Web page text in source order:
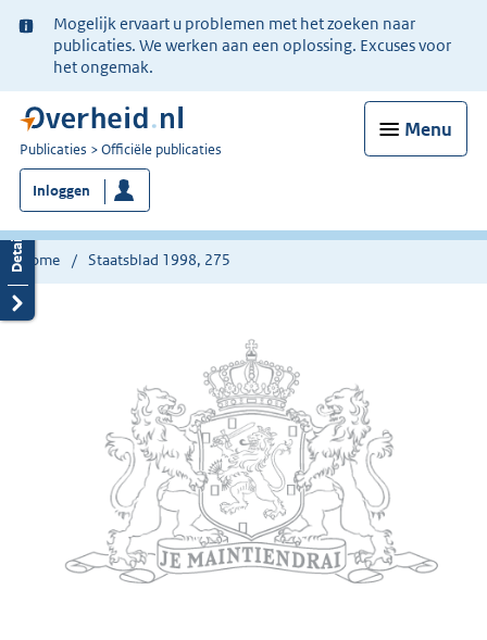
Ter
informatie:
Mogelijk ervaart u problemen met het zoeken naar
publicaties. We werken aan een oplossing. Excuses voor
het ongemak.
Menu
U
bent
nu
hier:
Publicaties Officiële publicaties
Inloggen
Home Staatsblad 1998, 275